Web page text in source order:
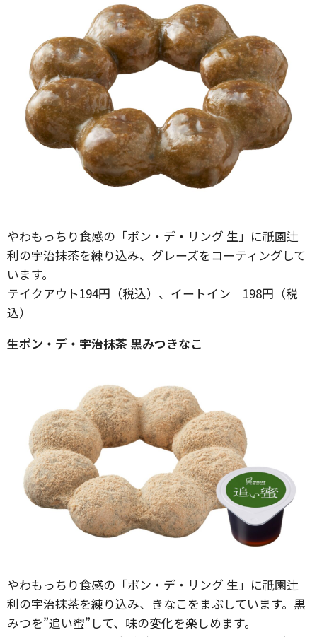
やわもっちり食感の「ポン・デ・リング 生」に祇園辻
利の宇治抹茶を練り込み、グレーズをコーティングして
います。
テイクアウト194円（税込）、イートイン 198円（税
込）
生ポン・デ・宇治抹茶 黒みつきなこ
やわもっちり食感の「ポン・デ・リング 生」に祇園辻
利の宇治抹茶を練り込み、きなこをまぶしています。黒
みつを”追い蜜”して、味の変化を楽しめます。